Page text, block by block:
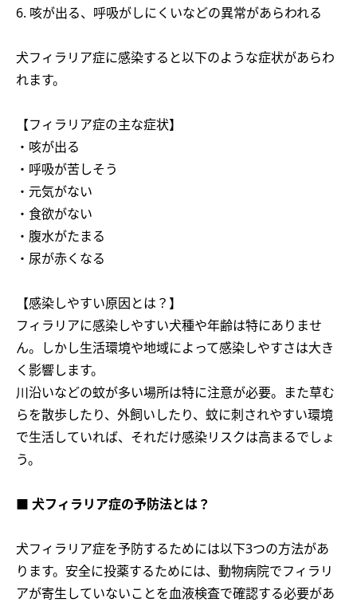
6. 咳が出る、呼吸がしにくいなどの異常があらわれる
犬フィラリア症に感染すると以下のような症状があらわ
れます。
【フィラリア症の主な症状】
・咳が出る
・呼吸が苦しそう
・元気がない
・食欲がない
・腹水がたまる
・尿が赤くなる
【感染しやすい原因とは？】
フィラリアに感染しやすい犬種や年齢は特にありませ
ん。しかし生活環境や地域によって感染しやすさは大き
く影響します。
川沿いなどの蚊が多い場所は特に注意が必要。また草む
らを散歩したり、外飼いしたり、蚊に刺されやすい環境
で生活していれば、それだけ感染リスクは高まるでしょ
う。
■ 犬フィラリア症の予防法とは？
犬フィラリア症を予防するためには以下3つの方法があ
ります。安全に投薬するためには、動物病院でフィラリ
アが寄生していないことを血液検査で確認する必要があ